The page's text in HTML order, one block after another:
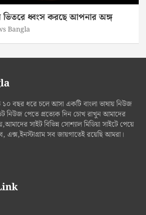
ভিতরে ধ্বংস করছে আপনার অঙ্গ
Bangla
বছর ধরে চলে আসা একটি বাংলা ভাষায় নিউজ
নিউজ পেতে প্রত্যেক দিন চোখ রাখুন আমাদের
সাইট বিভিন্ন সোশ্যাল মিডিয়া সাইটে পেয়ে
সব জায়গাতেই রয়েছি আমরা।